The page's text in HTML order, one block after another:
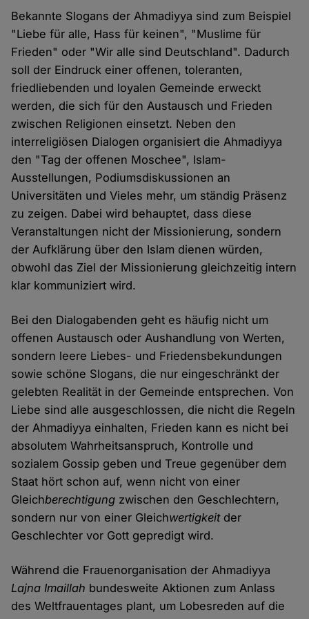
Bekannte Slogans der Ahmadiyya sind zum Beispiel
"Liebe für alle, Hass für keinen", "Muslime für
Frieden" oder "Wir alle sind Deutschland". Dadurch
soll der Eindruck einer offenen, toleranten,
friedliebenden und loyalen Gemeinde erweckt
werden, die sich für den Austausch und Frieden
zwischen Religionen einsetzt. Neben den
interreligiösen Dialogen organisiert die Ahmadiyya
den "Tag der offenen Moschee", Islam-
Ausstellungen, Podiumsdiskussionen an
Universitäten und Vieles mehr, um ständig Präsenz
zu zeigen. Dabei wird behauptet, dass diese
Veranstaltungen nicht der Missionierung, sondern
der Aufklärung über den Islam dienen würden,
obwohl das Ziel der Missionierung gleichzeitig intern
klar kommuniziert wird.
Bei den Dialogabenden geht es häufig nicht um
offenen Austausch oder Aushandlung von Werten,
sondern leere Liebes- und Friedensbekundungen
sowie schöne Slogans, die nur eingeschränkt der
gelebten Realität in der Gemeinde entsprechen. Von
Liebe sind alle ausgeschlossen, die nicht die Regeln
der Ahmadiyya einhalten, Frieden kann es nicht bei
absolutem Wahrheitsanspruch, Kontrolle und
sozialem Gossip geben und Treue gegenüber dem
Staat hört schon auf, wenn nicht von einer
Gleichberechtigung zwischen den Geschlechtern,
sondern nur von einer Gleichwertigkeitder
Geschlechter vor Gott gepredigt wird.
Während die Frauenorganisation der Ahmadiyya
Lajna Imaillah bundesweite Aktionen zum Anlass
des Weltfrauentages plant, um Lobesreden auf die